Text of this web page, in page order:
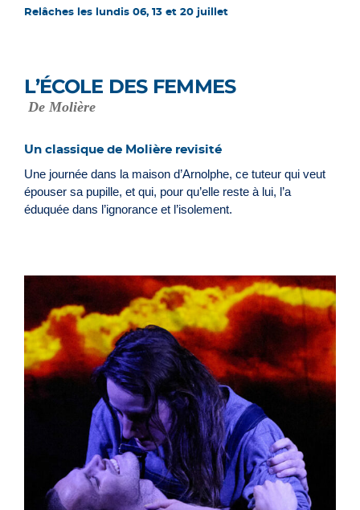
Relâches les lundis 06, 13 et 20 juillet
L’ÉCOLE DES FEMMES
De Molière
Un classique de Molière revisité
Une journée dans la maison d’Arnolphe, ce tuteur qui veut
épouser sa pupille, et qui, pour qu’elle reste à lui, l’a
éduquée dans l’ignorance et l’isolement.